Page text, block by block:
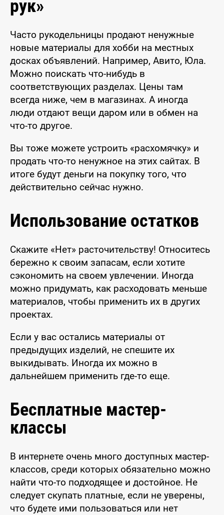
рук»
Часто рукодельницы продают ненужные
новые материалы для хобби на местных
досках объявлений. Например, Авито, Юла.
Можно поискать что-нибудь в
соответствующих разделах. Цены там
всегда ниже, чем в магазинах. А иногда
люди отдают вещи даром или в обмен на
что-то другое.
Вы тоже можете устроить «расхомячку» и
продать что-то ненужное на этих сайтах. В
итоге будут деньги на покупку того, что
действительно сейчас нужно.
Использование остатков
Скажите «Нет» расточительству! Относитесь
бережно к своим запасам, если хотите
сэкономить на своем увлечении. Иногда
можно придумать, как расходовать меньше
материалов, чтобы применить их в других
проектах.
Если у вас остались материалы от
предыдущих изделий, не спешите их
выкидывать. Иногда их можно в
дальнейшем применить где-то еще.
Бесплатные мастер-
классы
В интернете очень много доступных мастер-
классов, среди которых обязательно можно
найти что-то подходящее и достойное. Не
следует скупать платные, если не уверены,
что будете ими пользоваться или нет